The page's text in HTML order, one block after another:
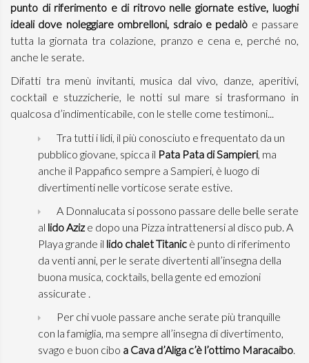
punto di riferimento e di ritrovo nelle giornate estive, luoghi
ideali dove noleggiare ombrelloni, sdraio e pedalò e passare
tutta la giornata tra colazione, pranzo e cena e, perché no,
anche le serate.
Difatti tra menù invitanti, musica dal vivo, danze, aperitivi,
cocktail e stuzzicherie, le notti sul mare si trasformano in
qualcosa d’indimenticabile, con le stelle come testimoni...
Tra tutti i lidi, il più conosciuto e frequentato da un
pubblico giovane, spicca il Pata Pata di Sampieri, ma
anche il Pappafico sempre a Sampieri, è luogo di
divertimenti nelle vorticose serate estive.
A Donnalucata si possono passare delle belle serate
al lido Azize dopo una Pizza intrattenersi al disco pub. A
Playa grande il lido chalet Titanic è punto di riferimento
da venti anni, per le serate divertenti all’insegna della
buona musica, cocktails, bella gente ed emozioni
assicurate .
Per chi vuole passare anche serate più tranquille
con la famiglia, ma sempre all’insegna di divertimento,
svago e buon cibo a Cava d’Aliga c’è l’ottimo Maracaibo.